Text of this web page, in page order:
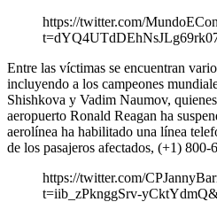
https://twitter.com/
Entre las víctimas se encuentran
incluyendo a los campeones
Shishkova y Vadim Naumov,
aeropuerto Ronald Reagan ha
aerolínea ha habilitado una línea
de los pasajeros afectados, (+1) 800-
https://twitter.com/
t=iib_zPknggSrv-